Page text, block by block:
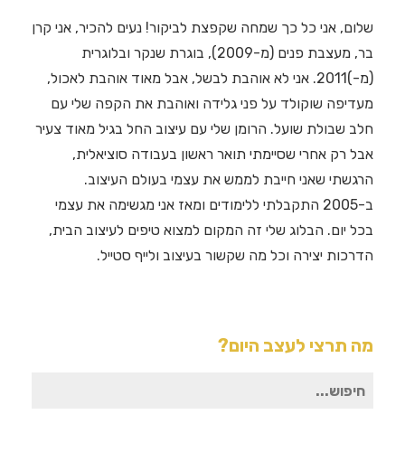
שלום, אני כל כך שמחה שקפצת לביקור! נעים להכיר, אני קרן
בר, מעצבת פנים (מ-2009), בוגרת שנקר ובלוגרית
(מ-)2011. אני לא אוהבת לבשל, אבל מאוד אוהבת לאכול,
מעדיפה שוקולד על פני גלידה ואוהבת את הקפה שלי עם
חלב שבולת שועל. הרומן שלי עם עיצוב החל בגיל מאוד צעיר
אבל רק אחרי שסיימתי תואר ראשון בעבודה סוציאלית,
הרגשתי שאני חייבת לממש את עצמי בעולם העיצוב.
ב-2005 התקבלתי ללימודים ומאז אני מגשימה את עצמי
בכל יום. הבלוג שלי זה המקום למצוא טיפים לעיצוב הבית,
הדרכות יצירה וכל מה שקשור בעיצוב ולייף סטייל.
מה תרצי לעצב היום?
חיפוש